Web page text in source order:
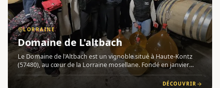
LORRAINE
Domaine de L'altbach
Le Domaine de l'Altbach est un vignoble situé à Haute-Kontz
(57480), au cœur de la Lorraine mosellane. Fondé en janvier
2024 par Claire Hamelin-Boyer, viticultrice passionnée de 30 ans,
ce domaine s'étend sur 3,5 hectares répartis en 16 parDÉCOUVRIR